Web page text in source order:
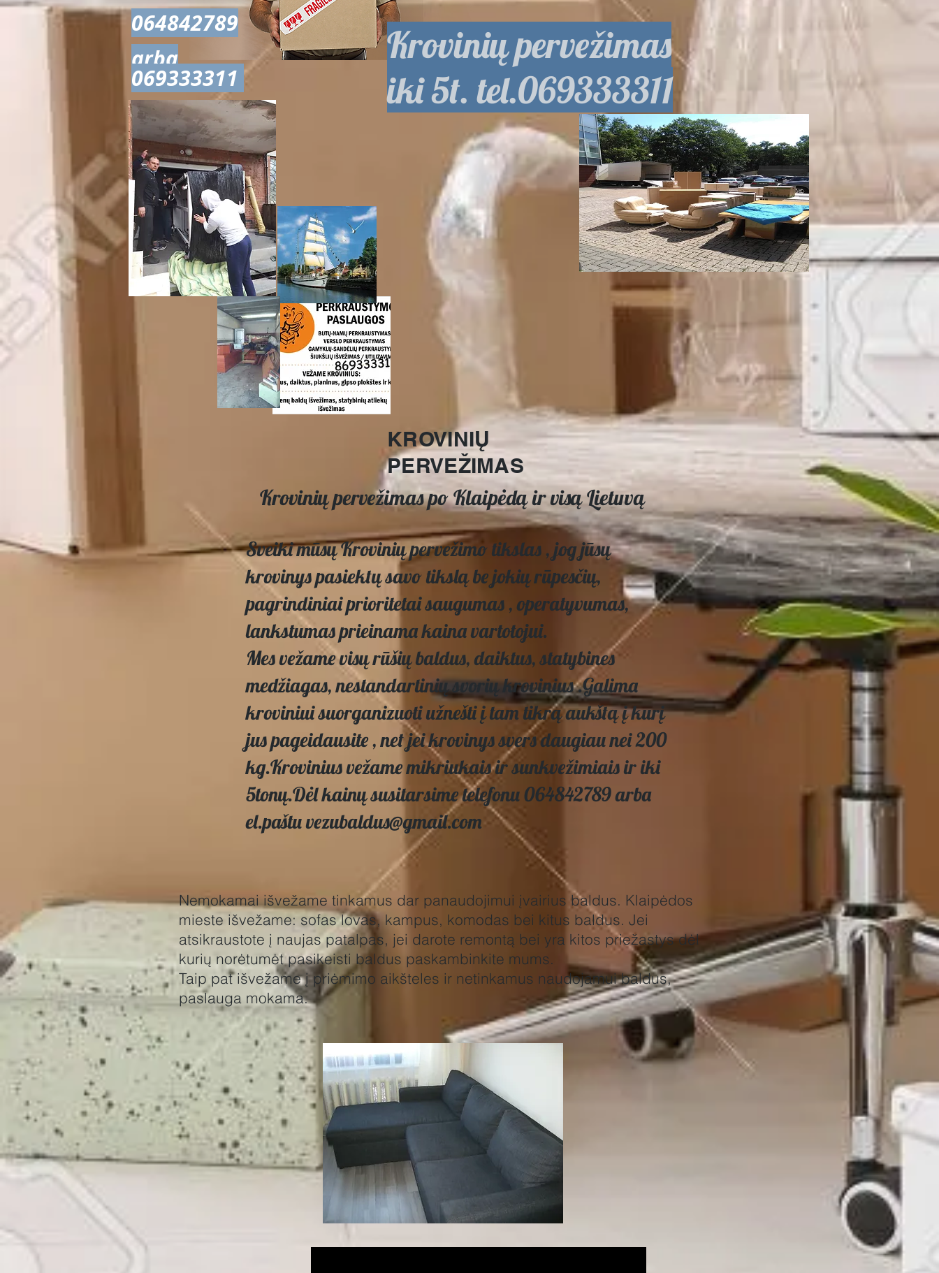
064842789
arba
069333311
Krovinių pervežimas
iki 5t. tel.069333311
KROVINIŲ
PERVEŽIMAS
Krovinių pervežimas po Klaipėdą ir visą Lietuvą
Sveiki mūsų Krovinių pervežimo tikslas , jog jūsų
krovinys pasiektų savo tikslą be jokių rūpesčių,
pagrindiniai prioritetai saugumas , operatyvumas,
lankstumas prieinama kaina vartotojui.
Mes vežame visų rūšių baldus, daiktus, statybines
medžiagas, nestandartinių svorių krovinius .Galima
kroviniui suorganizuoti užnešti į tam tikrą aukštą į kurį
jus pageidausite , net jei krovinys svers daugiau nei 200
kg.Krovinius vežame mikriukais ir sunkvežimiais ir iki
5tonų.Dėl kainų susitarsime telefonu 064842789 arba
el.paštu vezubaldus@gmail.com
Nemokamai išvežame tinkamus dar panaudojimui įvairius baldus. Klaipėdos
mieste išvežame: sofas lovas, kampus, komodas bei kitus baldus. Jei
atsikraustote į naujas patalpas, jei darote remontą bei yra kitos priežastys dėl
kurių norėtumėt pasikeisti baldus paskambinkite mums.
Taip pat išvežame į priėmimo aikšteles ir netinkamus naudojamui baldus,
paslauga mokama.